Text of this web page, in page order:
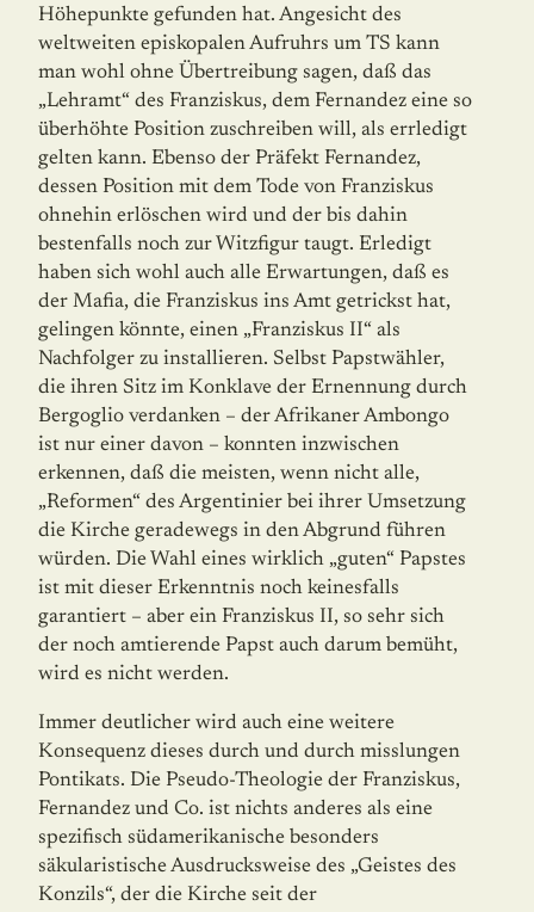
Höhepunkte gefunden hat. Angesicht des
weltweiten episkopalen Aufruhrs um TS kann
man wohl ohne Übertreibung sagen, daß das
„Lehramt“ des Franziskus, dem Fernandez eine so
überhöhte Position zuschreiben will, als errledigt
gelten kann. Ebenso der Präfekt Fernandez,
dessen Position mit dem Tode von Franziskus
ohnehin erlöschen wird und der bis dahin
bestenfalls noch zur Witzfigur taugt. Erledigt
haben sich wohl auch alle Erwartungen, daß es
der Mafia, die Franziskus ins Amt getrickst hat,
gelingen könnte, einen „Franziskus II“ als
Nachfolger zu installieren. Selbst Papstwähler,
die ihren Sitz im Konklave der Ernennung durch
Bergoglio verdanken – der Afrikaner Ambongo
ist nur einer davon – konnten inzwischen
erkennen, daß die meisten, wenn nicht alle,
„Reformen“ des Argentinier bei ihrer Umsetzung
die Kirche geradewegs in den Abgrund führen
würden. Die Wahl eines wirklich „guten“ Papstes
ist mit dieser Erkenntnis noch keinesfalls
garantiert – aber ein Franziskus II, so sehr sich
der noch amtierende Papst auch darum bemüht,
wird es nicht werden.
Immer deutlicher wird auch eine weitere
Konsequenz dieses durch und durch misslungen
Pontikats. Die Pseudo-Theologie der Franziskus,
Fernandez und Co. ist nichts anderes als eine
spezifisch südamerikanische besonders
säkularistische Ausdrucksweise des „Geistes des
Konzils“, der die Kirche seit der